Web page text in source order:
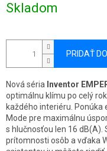
cena:
Skladom
PRIDAŤ
Nová séria Inventor
optimálnu klímu po celý
každého interiéru. Ponúka
Mode pre maximálnu
s hlučnosťou len 16
prítomnosti osôb a vďaka